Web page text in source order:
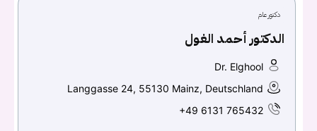
دكتور عام
الدكتور أحمد الغول
Dr. Elghool
Langgasse 24, 55130 Mainz, Deutschland
+49 6131 765432